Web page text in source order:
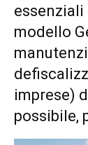
essenziali
modello
imprese)
possibile,